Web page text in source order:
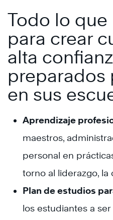
Todo lo que
para crear
alta
preparados
en sus
Aprendizaje
maestros,
personal en
torno al liderazgo, la
Plan de estudios
los estudiantes a